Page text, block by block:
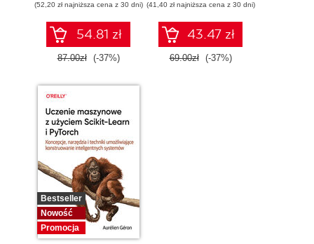
(52,20 zł najniższa cena z 30 dni)
54.81 zł
87.00zł (-37%)
(41,40 zł najniższa cena z 30 dni)
43.47 zł
69.00zł (-37%)
Bestseller
Nowość
Promocja